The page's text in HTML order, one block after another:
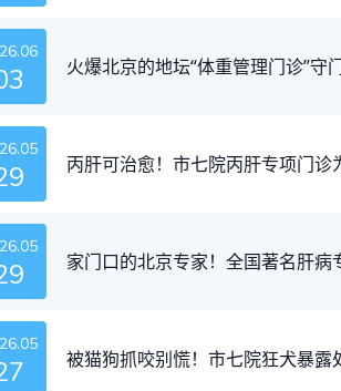
火爆北京的地坛“体重管理门诊”
丙肝可治愈！市七院丙肝专项门诊
家门口的北京专家！全国著名肝病
被猫狗抓咬别慌！市七院狂犬暴露